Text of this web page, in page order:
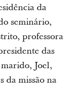
da
seminário,
professora
das
Joel,
da missão na